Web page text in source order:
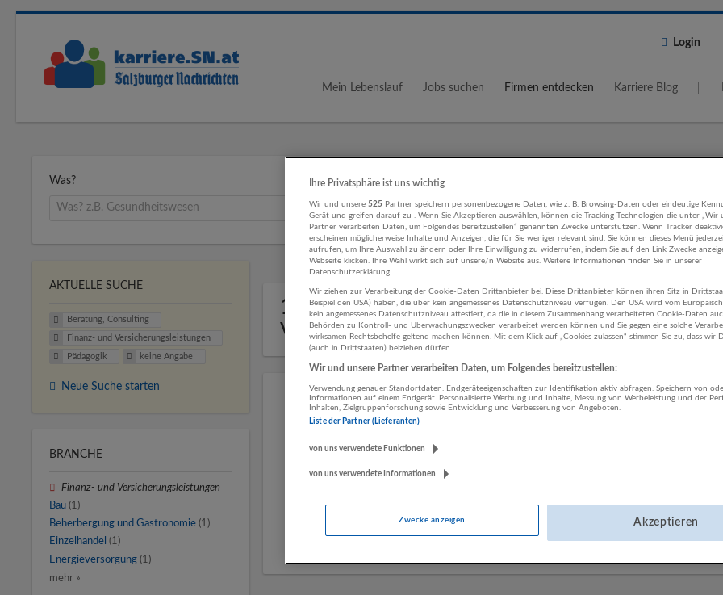
Login
Mein Lebenslauf Jobs suchen Firmen entdecken Karriere Blog
Was? Wo?
5 km
1 Beratung, Consulting Finanz- und
Versicherungsleistungen Unternehmen
LUGSTEIN CONSULTING
Bergheim bei Salzburg
Gesundheitswesen | Herstellung von Waren | IT-Dienstleistungen |
Öffentliche Verwaltung | Rechtsberatung und Wirtschaftsprüfung |
Sonstige Dienstleistungen | Sozialwesen | Verkehr | Verlagswesen |
AKTUELLE SUCHE
Beratung, Consulting
Finanz- und Versicherungsleistungen
Pädagogik keine Angabe
Neue Suche starten
BRANCHE
Finanz- und Versicherungsleistungen
Bau (1)
Beherbergung und Gastronomie (1)
Einzelhandel (1)
Energieversorgung (1)
mehr »
Ihre Privatsphäre ist uns wichtig
Wir und unsere 525 Partner speichern personenbezogene Daten, wie z. B. Browsing-Daten oder eindeutige
Gerät und greifen darauf zu . Wenn Sie Akzeptieren auswählen, können die Tracking-Technologien die unter „Wir
Partner verarbeiten Daten, um Folgendes bereitzustellen“ genannten Zwecke unterstützen. Wenn Tracker
erscheinen möglicherweise Inhalte und Anzeigen, die für Sie weniger relevant sind. Sie können dieses Menü
aufrufen, um Ihre Auswahl zu ändern oder Ihre Einwilligung zu widerrufen, indem Sie auf den Link Zwecke
Webseite klicken. Ihre Wahl wirkt sich auf unsere/n Website aus. Weitere Informationen finden Sie in unserer
Datenschutzerklärung.
Wir ziehen zur Verarbeitung der Cookie-Daten Drittanbieter bei. Diese Drittanbieter können ihren Sitz in
Beispiel den USA) haben, die über kein angemessenes Datenschutzniveau verfügen. Den USA wird vom
kein angemessenes Datenschutzniveau attestiert, da die in diesem Zusammenhang verarbeiteten Cookie-Daten
Behörden zu Kontroll- und Überwachungszwecken verarbeitet werden können und Sie gegen eine solche
wirksamen Rechtsbehelfe geltend machen können. Mit dem Klick auf „Cookies zulassen“ stimmen Sie zu, dass wir
(auch in Drittstaaten) beiziehen dürfen.
Wir und unsere Partner verarbeiten Daten, um Folgendes bereitzustellen:
Verwendung genauer Standortdaten. Endgeräteeigenschaften zur Identifikation aktiv abfragen. Speichern von
Informationen auf einem Endgerät. Personalisierte Werbung und Inhalte, Messung von Werbeleistung und der
Inhalten, Zielgruppenforschung sowie Entwicklung und Verbesserung von Angeboten.
Liste der Partner (Lieferanten)
von uns verwendete Funktionen
von uns verwendete Informationen
Zwecke anzeigen Akzeptieren